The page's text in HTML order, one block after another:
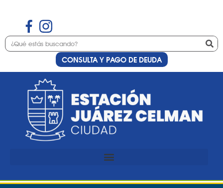
CONSULTA Y PAGO DE DEUDA